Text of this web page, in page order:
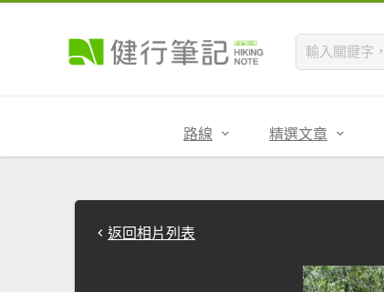
路線 精選文章
返回相片列表